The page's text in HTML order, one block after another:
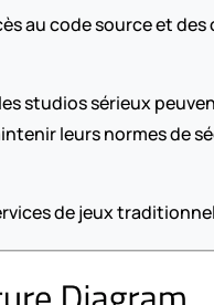
au code source et
studios sérieux
leurs normes de
de jeux